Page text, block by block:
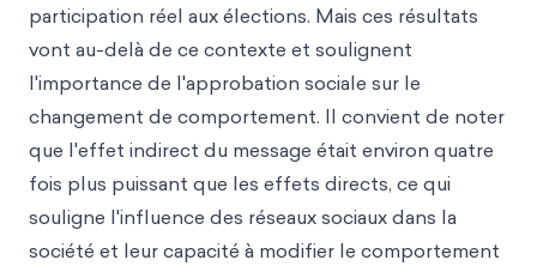
participation réel aux élections. Mais ces résultats
vont au-delà de ce contexte et soulignent
l'importance de l'approbation sociale sur le
changement de comportement. Il convient de noter
que l'effet indirect du message était environ quatre
fois plus puissant que les effets directs, ce qui
souligne l'influence des réseaux sociaux dans la
société et leur capacité à modifier le comportement